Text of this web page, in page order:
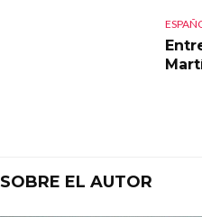
SOBRE EL AUTOR